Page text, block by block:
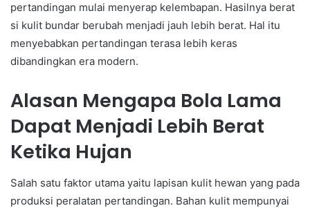
pertandingan mulai menyerap kelembapan. Hasilnya berat
si kulit bundar berubah menjadi jauh lebih berat. Hal itu
menyebabkan pertandingan terasa lebih keras
dibandingkan era modern.
Alasan Mengapa Bola Lama
Dapat Menjadi Lebih Berat
Ketika Hujan
Salah satu faktor utama yaitu lapisan kulit hewan yang pada
produksi peralatan pertandingan. Bahan kulit mempunyai